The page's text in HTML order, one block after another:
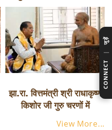
झा.रा. वित्तमंत्री श्री राधाकृष्ण
किशोर जी गुरु चरणों में
View More...
CONNECT
|
जुड़ें